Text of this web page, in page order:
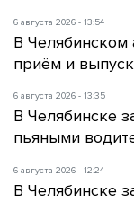
6 августа 2026 - 13:54
В Челябинском
приём и
6 августа 2026 - 13:35
В Челябинске
пьяными
6 августа 2026 - 12:24
В Челябинске